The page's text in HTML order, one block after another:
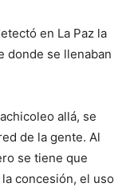
en La Paz la
donde se llenaban
allá, se
de la gente. Al
se tiene que
concesión, el uso